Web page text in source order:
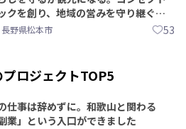
クを創り、地域の営みを守り継ぐ仲
集めませんか？
長野県松本市 53
ロジェクトTOP5
仕事は辞めずに。和歌山と関わる
副業」という入口ができました